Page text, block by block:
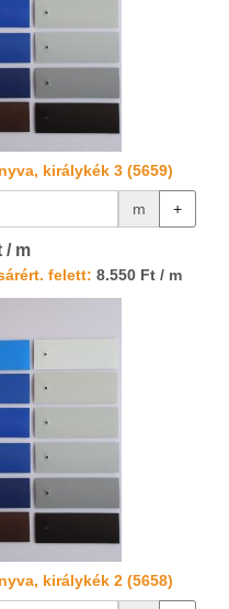
királykék 3 (5659)
m +
/ m
felett: 8.550 Ft / m
királykék 2 (5658)